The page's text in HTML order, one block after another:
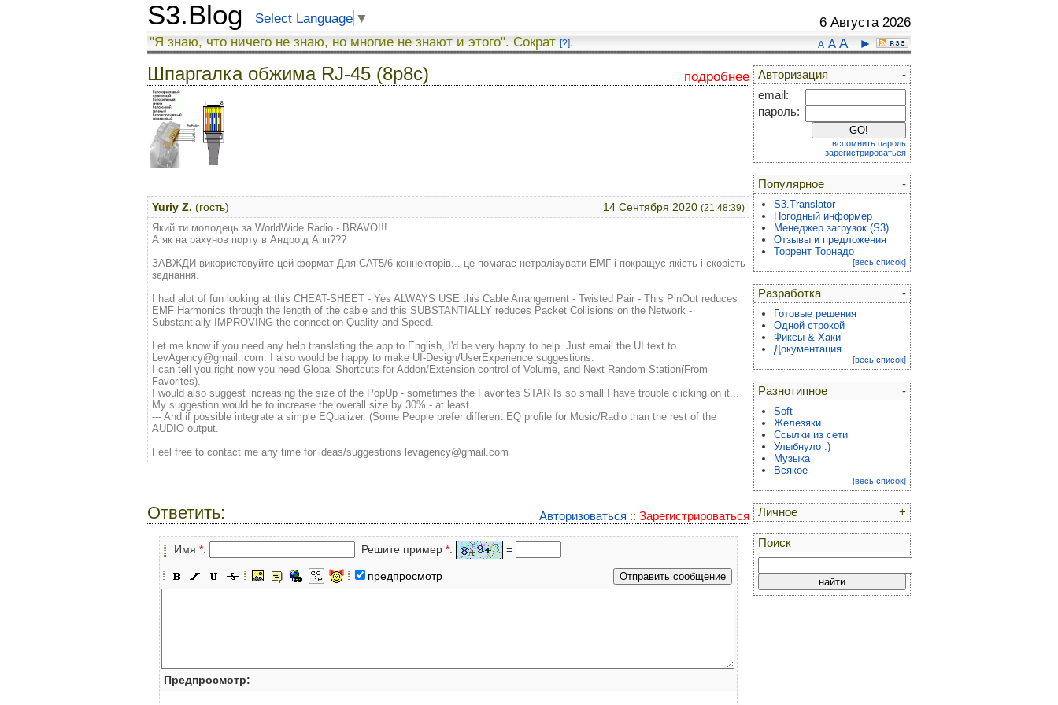
S3.Blog Select Language ▼ 6 Августа 2026
A A A ►
"Я знаю, что ничего не знаю, но многие не знают и этого". Сократ [?].
подробнее
Шпаргалка обжима RJ-45 (8p8c)
14 Сентября 2020 (21:48:39)
Yuriy Z. (гость)
Який ти молодець за WorldWide Radio - BRAVO!!!
А як на рахунов порту в Андроід Апп???
ЗАВЖДИ використовуйте цей формат Для CAT5/6 коннекторів... це помагає нетралізувати ЕМГ і покращує якість і скорість
зєднання.
I had alot of fun looking at this CHEAT-SHEET - Yes ALWAYS USE this Cable Arrangement - Twisted Pair - This PinOut reduces
EMF Harmonics through the length of the cable and this SUBSTANTIALLY reduces Packet Collisions on the Network -
Substantially IMPROVING the connection Quality and Speed.
Let me know if you need any help translating the app to English, I'd be very happy to help. Just email the UI text to
LevAgency@gmail..com. I also would be happy to make UI-Design/UserExperience suggestions.
I can tell you right now you need Global Shortcuts for Addon/Extension control of Volume, and Next Random Station(From
Favorites).
I would also suggest increasing the size of the PopUp - sometimes the Favorites STAR Is so small I have trouble clicking on it...
My suggestion would be to increase the overall size by 30% - at least.
--- And if possible integrate a simple EQualizer. (Some People prefer different EQ profile for Music/Radio than the rest of the
AUDIO output.
Feel free to contact me any time for ideas/suggestions levagency@gmail.com
Авторизоваться :: Зарегистрироваться
Ответить:
Имя *: Решите пример *: =
предпросмотр
Предпросмотр:
-
Авторизация
email:
пароль:
вспомнить пароль
зарегистрироваться
-
Популярное
S3.Translator
Погодный информер
Менеджер загрузок (S3)
Отзывы и предложения
Торрент Торнадо
[весь список]
-
Разработка
Готовые решения
Одной строкой
Фиксы & Хаки
Документация
[весь список]
-
Разнотипное
Soft
Железяки
Ссылки из сети
Улыбнуло :)
Музыка
Всякое
[весь список]
+
Личное
Поиск